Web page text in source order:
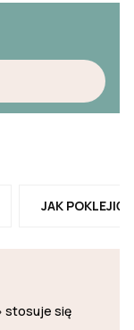
JAK POKLEJIĆ
stosuje się